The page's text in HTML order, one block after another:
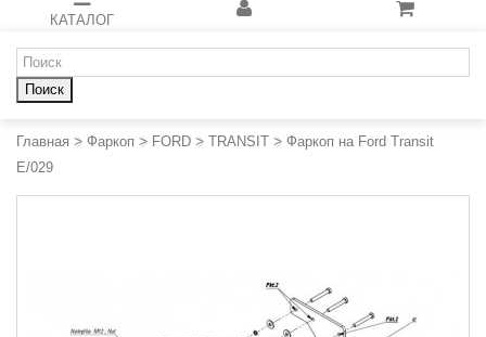
КАТАЛОГ
Поиск
Главная > Фаркоп > FORD > TRANSIT > Фаркоп на Ford Transit
E/029